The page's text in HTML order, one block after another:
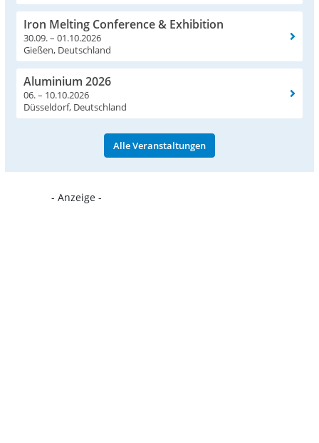
Iron Melting Conference & Exhibition
30.09. – 01.10.2026
Gießen, Deutschland
Aluminium 2026
06. – 10.10.2026
Düsseldorf, Deutschland
Alle Veranstaltungen
- Anzeige -